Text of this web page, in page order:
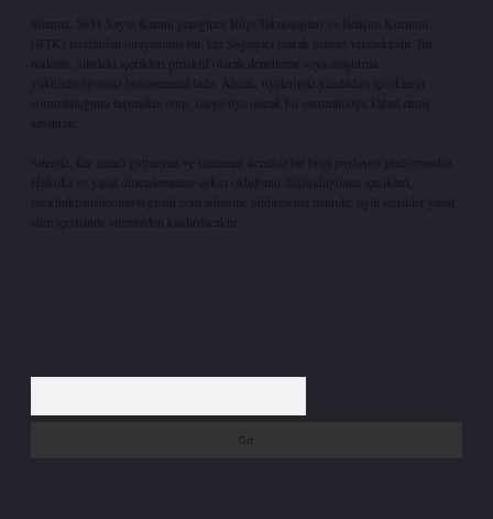
Sitemiz, 5651 Sayılı Kanun gereğince Bilgi Teknolojileri ve İletişim Kurumu
(BTK) tarafından onaylanmış bir Yer Sağlayıcı olarak hizmet vermektedir. Bu
nedenle, sitedeki içerikleri proaktif olarak denetleme veya araştırma
yükümlülüğümüz bulunmamaktadır. Ancak, üyelerimiz yazdıkları içeriklerin
sorumluluğunu taşımakta olup, siteye üye olarak bu sorumluluğu kabul etmiş
sayılırlar.
Sitemiz, kar amacı gütmeyen ve tamamen ücretsiz bir bilgi paylaşım platformudur.
Hukuka ve yasal düzenlemelere aykırı olduğunu düşündüğünüz içerikleri,
backlinkpanelicomtr@gmail.com
adresine bildirmeniz halinde, ilgili içerikler yasal
süre içerisinde sitemizden kaldırılacaktır.